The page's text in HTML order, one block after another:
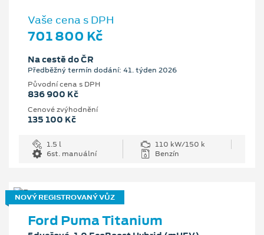
Vaše cena s DPH
701 800 Kč
Na cestě do ČR
Předběžný termín dodání: 41. týden 2026
Původní cena s DPH
836 900 Kč
Cenové zvýhodnění
135 100 Kč
1.5 l
110 kW/150 k
6st. manuální
Benzín
NOVÝ REGISTROVANÝ VŮZ
Ford Puma Titanium